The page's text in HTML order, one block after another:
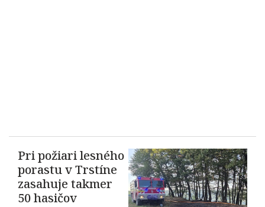
Pri požiari lesného
porastu v Trstíne
zasahuje takmer
50 hasičov